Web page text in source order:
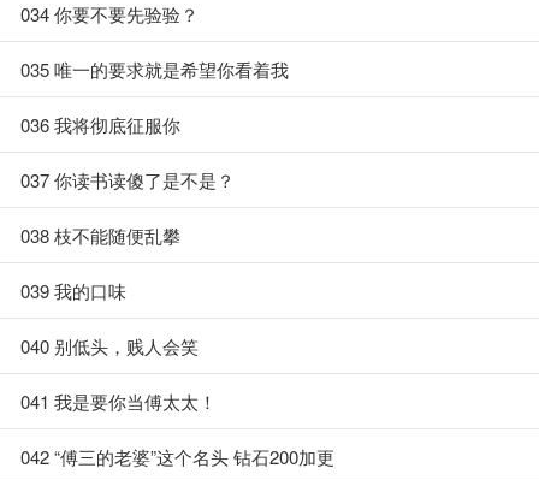
034 你要不要先验验？
035 唯一的要求就是希望你看着我
036 我将彻底征服你
037 你读书读傻了是不是？
038 枝不能随便乱攀
039 我的口味
040 别低头，贱人会笑
041 我是要你当傅太太！
042 “傅三的老婆”这个名头 钻石200加更